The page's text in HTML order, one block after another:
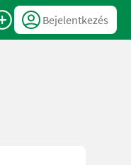
Bejelentkezés